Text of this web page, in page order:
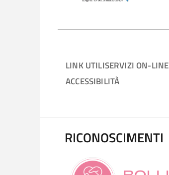
LINK UTILISERVIZI ON-LINE
ACCESSIBILITÀ
RICONOSCIMENTI